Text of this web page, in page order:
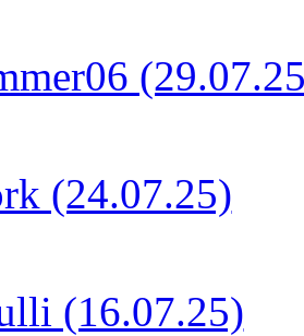
(24.07.25)
(16.07.25)